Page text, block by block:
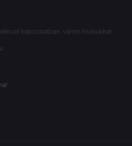
kapcsolatban, várom hívásaikat.